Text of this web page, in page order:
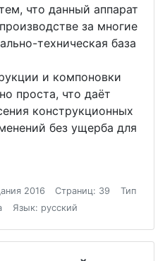
что данный аппарат
за многие
техническая база
и компоновки
проста, что даёт
конструкционных
без ущерба для
2016 Страниц: 39
Тип
Язык: русский